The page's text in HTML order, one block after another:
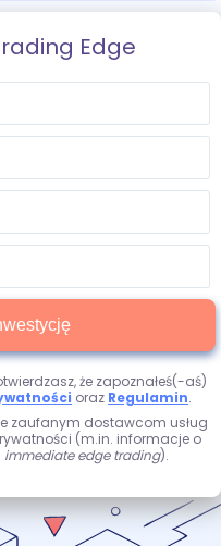
Edge
że zapoznałeś(-aś)
oraz Regulamin.
zaufanym dostawcom usług
(m.in. informacje o
immediate edge trading).